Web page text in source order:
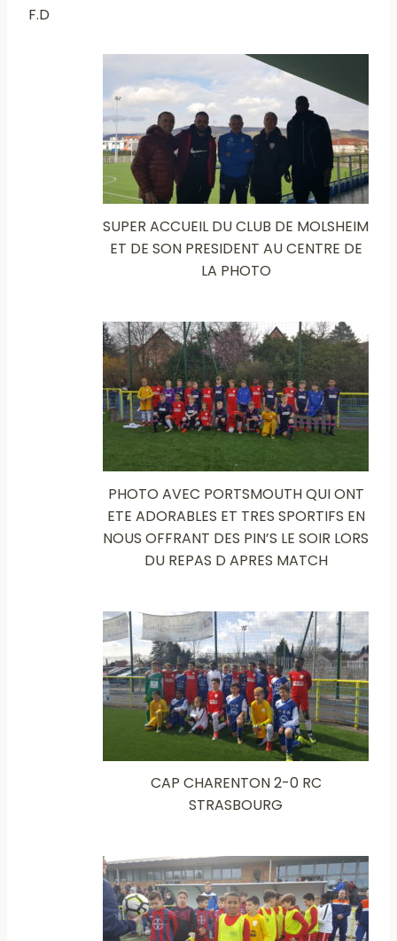
F.D
SUPER ACCUEIL DU CLUB DE MOLSHEIM
ET DE SON PRESIDENT AU CENTRE DE
LA PHOTO
PHOTO AVEC PORTSMOUTH QUI ONT
ETE ADORABLES ET TRES SPORTIFS EN
NOUS OFFRANT DES PIN’S LE SOIR LORS
DU REPAS D APRES MATCH
CAP CHARENTON 2-0 RC
STRASBOURG